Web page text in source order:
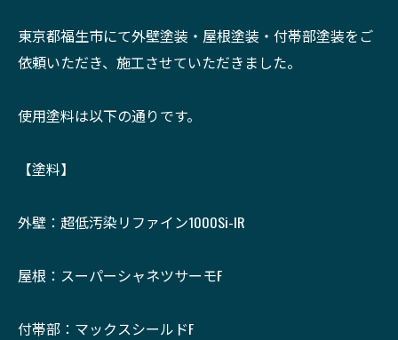
東京都福生市にて外壁塗装・屋根塗装・付帯部塗装をご
依頼いただき、施工させていただきました。
使用塗料は以下の通りです。
【塗料】
外壁：超低汚染リファイン1000Si-IR
屋根：スーパーシャネツサーモF
付帯部：マックスシールドF